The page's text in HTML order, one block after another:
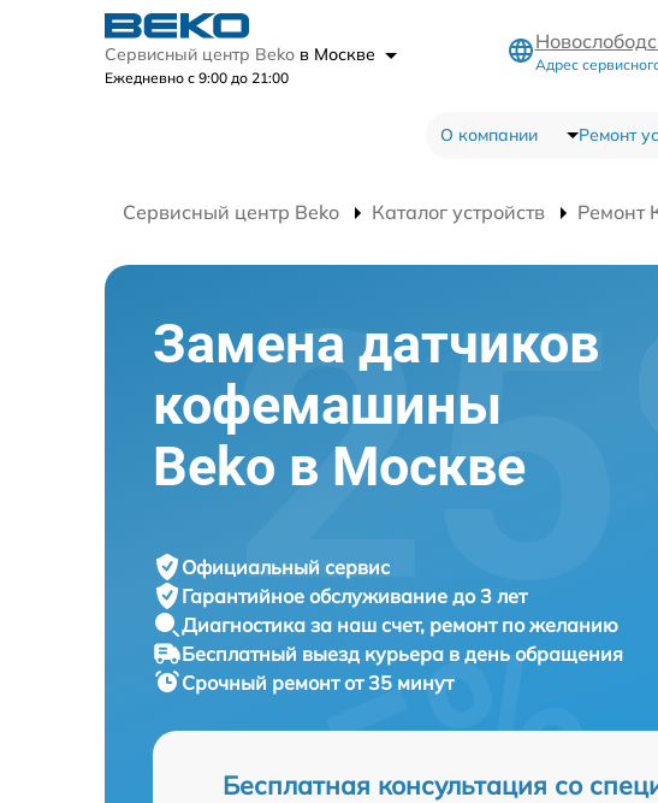
Сервисный центр Beko в Москве
Ежедневно с 9:00 до 21:00
Адрес
О компании Ремонт
Сервисный центр Beko Каталог устройств Ремонт
Замена датчиков
кофемашины
Beko в Москве
Официальный сервис
Гарантийное обслуживание до 3 лет
Диагностика за наш счет, ремонт по желанию
Бесплатный выезд курьера в день обращения
Срочный ремонтот 35 минут
Бесплатная консультация со